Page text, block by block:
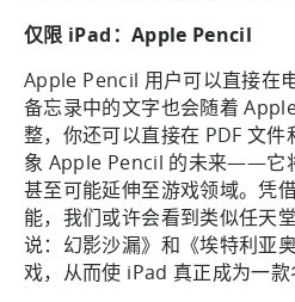
仅限 iPad：Apple Pencil
Apple Pencil 用户可以直接在
备忘录中的文字也会随着
整，你还可以直接在 PDF 文
象 Apple Pencil 的未来——它
甚至可能延伸至游戏领域。凭
能，我们或许会看到类似任天
说：幻影沙漏》和《埃特利亚
戏，从而使 iPad 真正成为一